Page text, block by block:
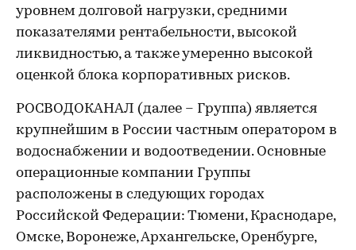
уровнем долговой нагрузки, средними
показателями рентабельности, высокой
ликвидностью, а также умеренно высокой
оценкой блока корпоративных рисков.
РОСВОДОКАНАЛ (далее – Группа) является
крупнейшим в России частным оператором в
водоснабжении и водоотведении. Основные
операционные компании Группы
расположены в следующих городах
Российской Федерации: Тюмени, Краснодаре,
Омске, Воронеже, Архангельске, Оренбурге,